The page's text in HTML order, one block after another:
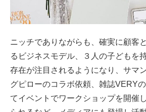
ニッチでありながらも、確実に顧客
るビジネスモデル、３人の子どもを
存在が注目されるようになり、サマ
グピローのコラボ依頼、雑誌VERYの
てイベントでワークショップを開催